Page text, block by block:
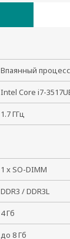
Впаянный
Intel Core i7-
1.7 ГГц
1 x SO-DIMM
DDR3 / DDR3L
4 Гб
до 8 Гб